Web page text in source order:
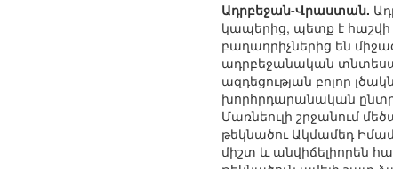
Ադրբեջան-Վրաստան.
կապերից, պետք է
բաղադրիչներից են
ադրբեջանական
ազդեցության բոլոր
խորհրդարանական
Մառնեուլի շրջանում
թեկնածու Ակմամեդ
միշտ և անվիճելիորեն